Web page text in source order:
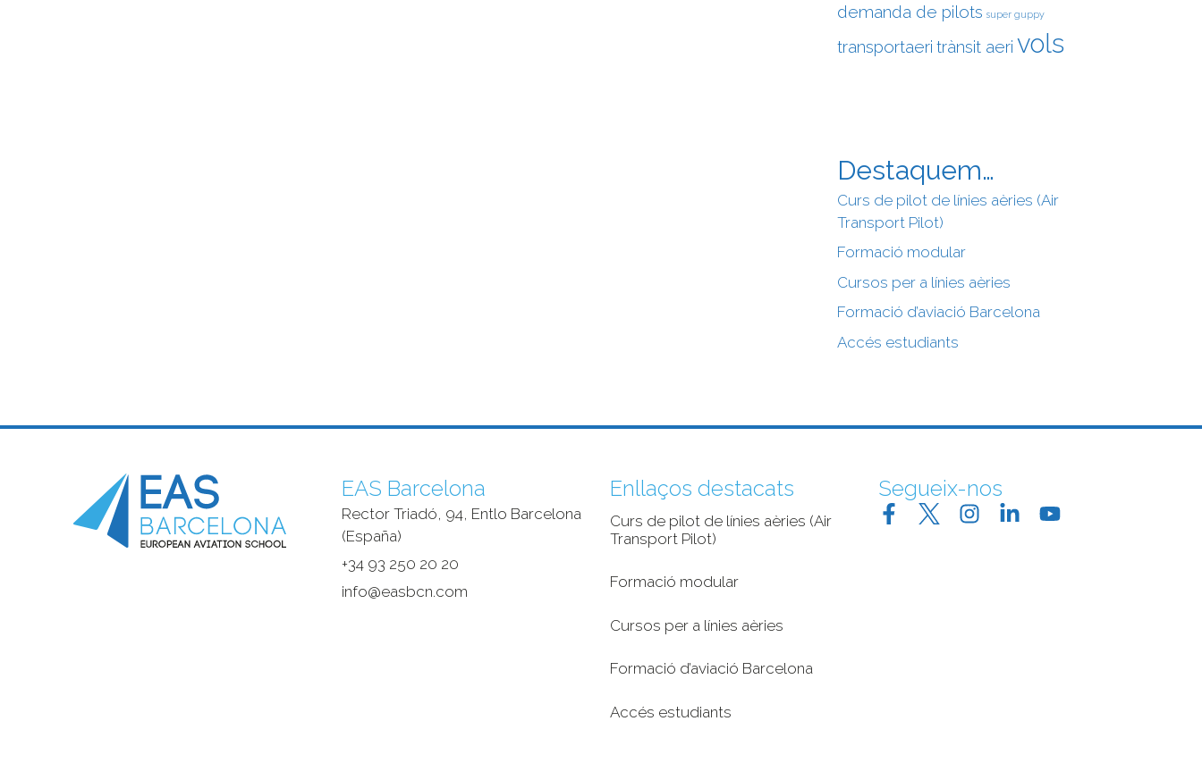
demanda de pilots super guppy
transportaeri trànsit aeri vols
Destaquem…
Curs de pilot de línies aèries (Air
Transport Pilot)
Formació modular
Cursos per a línies aèries
Formació d’aviació Barcelona
Accés estudiants
EAS Barcelona
Rector Triadó, 94, Entlo Barcelona
(España)‎
+34 93 250 20 20
info@easbcn.com
Enllaços destacats
Curs de pilot de línies aèries (Air
Transport Pilot)
Formació modular
Cursos per a línies aèries
Formació d’aviació Barcelona
Accés estudiants
Segueix-nos